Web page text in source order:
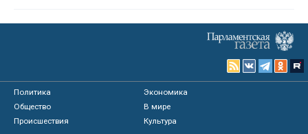
Политика
Экономика
Общество
В мире
Происшествия
Культура